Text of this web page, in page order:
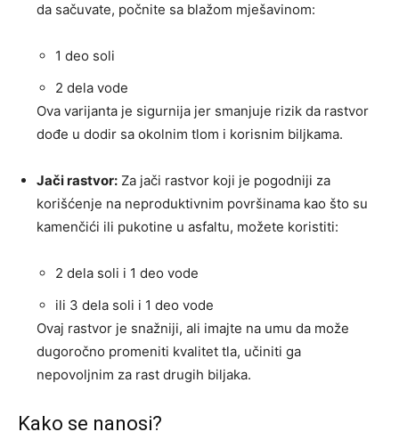
da sačuvate, počnite sa blažom mješavinom:
1 deo soli
2 dela vode
Ova varijanta je sigurnija jer smanjuje rizik da rastvor
dođe u dodir sa okolnim tlom i korisnim biljkama.
Jači rastvor: Za jači rastvor koji je pogodniji za
korišćenje na neproduktivnim površinama kao što su
kamenčići ili pukotine u asfaltu, možete koristiti:
2 dela soli i 1 deo vode
ili 3 dela soli i 1 deo vode
Ovaj rastvor je snažniji, ali imajte na umu da može
dugoročno promeniti kvalitet tla, učiniti ga
nepovoljnim za rast drugih biljaka.
Kako se nanosi?